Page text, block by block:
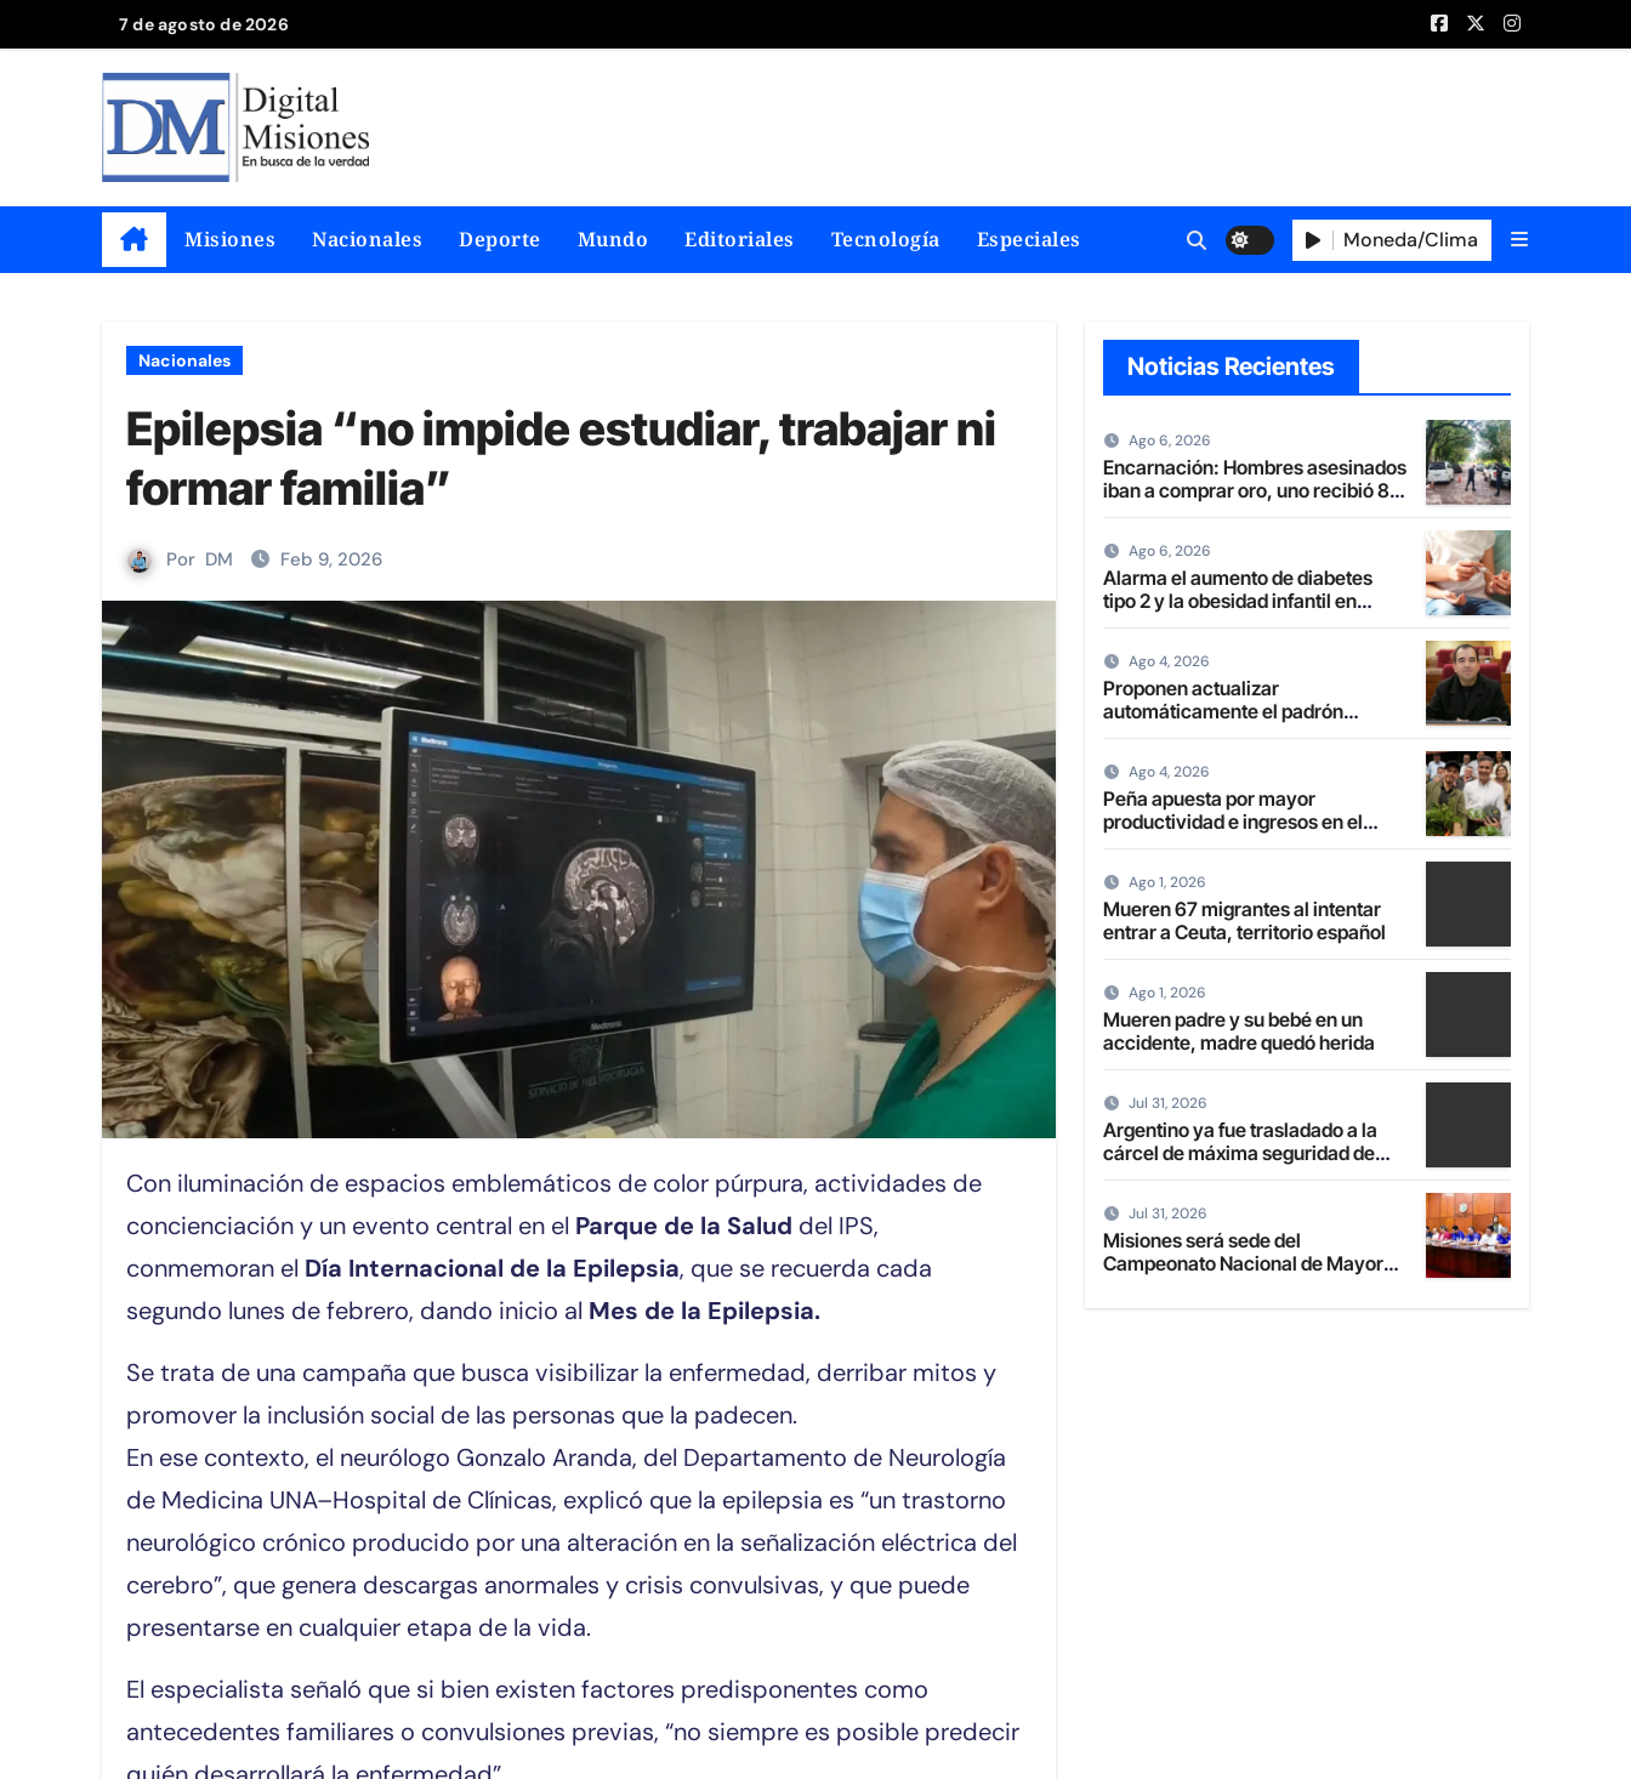
al
7 de agosto de 2026
Misiones Nacionales Deporte Mundo Editoriales Tecnología Especiales Moneda/Clima
Nacionales
Epilepsia “no impide estudiar, trabajar ni
formar familia”
Por DM Feb 9, 2026
Con iluminación de espacios emblemáticos de color púrpura, actividades de
concienciación y un evento central en el Parque de la Salud del IPS,
conmemoran el Día Internacional de la Epilepsia, que se recuerda cada
segundo lunes de febrero, dando inicio al Mes de la Epilepsia.
Se trata de una campaña que busca visibilizar la enfermedad, derribar mitos y
promover la inclusión social de las personas que la padecen.
En ese contexto, el neurólogo Gonzalo Aranda, del Departamento de Neurología
de Medicina UNA–Hospital de Clínicas, explicó que la epilepsia es “un trastorno
neurológico crónico producido por una alteración en la señalización eléctrica del
cerebro”, que genera descargas anormales y crisis convulsivas, y que puede
presentarse en cualquier etapa de la vida.
El especialista señaló que si bien existen factores predisponentes como
antecedentes familiares o convulsiones previas, “no siempre es posible predecir
Noticias Recientes
Ago 6, 2026
Encarnación: Hombres asesinados
iban a comprar oro, uno recibió 8
balazos y otro uno en la boca
Ago 6, 2026
Alarma el aumento de diabetes
tipo 2 y la obesidad infantil en
Paraguay
Ago 4, 2026
Proponen actualizar
automáticamente el padrón
electoral de paraguayos radicados
Ago 4, 2026
Peña apuesta por mayor
productividad e ingresos en el
campo con transformación de la
Ago 1, 2026
Mueren 67 migrantes al intentar
entrar a Ceuta, territorio español
Ago 1, 2026
Mueren padre y su bebé en un
accidente, madre quedó herida
Jul 31, 2026
Argentino ya fue trasladado a la
cárcel de máxima seguridad de
Emboscada
Jul 31, 2026
Misiones será sede del
Campeonato Nacional de Mayores